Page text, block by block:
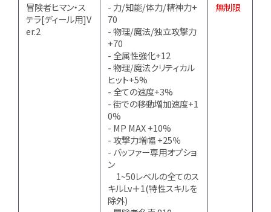
冒険者ヒマン・ス
テラ[ディール用]V
er.2
- 力/知能/体力/精神力+
70
- 物理/魔法/独立攻撃力
+70
- 全属性強化+12
- 物理/魔法クリティカル
ヒット+5%
- 全ての速度+3%
- 街での移動増加速度+1
0%
- MP MAX +10%
- 攻撃力増幅 +25％
- バッファー専用オプショ
ン
1~50レベルの全てのス
キルLv＋1(特性スキルを
除外)
無制限